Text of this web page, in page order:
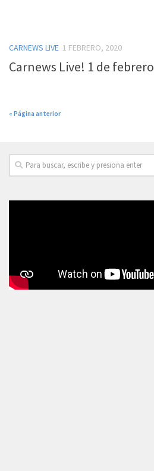
CARNEWS LIVE 1 FEBRERO, 2020
Carnews Live! 1 de febrero
« Página anterior